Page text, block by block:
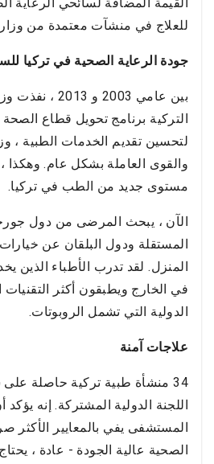
للعلاج في منشآت معتمدة من
جودة الرعاية الصحية في تركيا
بين عامي 2003 و
لتحسين تقديم الخدمات الطبية ،
والقوى العاملة بشكل عام. وهكذا ،
مستوى جديد من الطب في تركيا.
الآن ، يبحث المرضى من دول
المستقلة ودول البلقان عن
المنزل. لقد تدرب الأطباء الذين
في الخارج ويطبقون أكثر التقنيات
الدولية التي تشمل الروبوتات.
علاجات آمنة
34 منشأة طبية تركية حاصلة
اللجنة الدولية المشتركة. إنه يؤكد
المستشفى يفي بالمعايير الأكثر
الصحية عالية الجودة - عادة ،